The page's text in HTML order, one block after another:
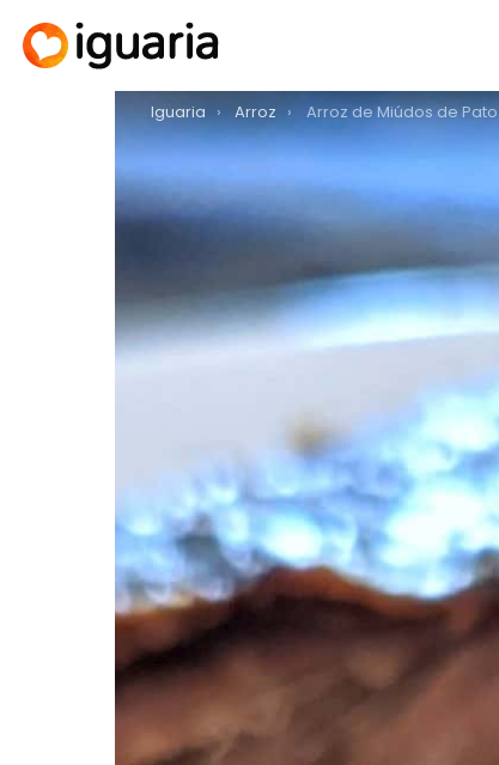
You are here:
Iguaria Arroz Arroz de Miúdos de Pato